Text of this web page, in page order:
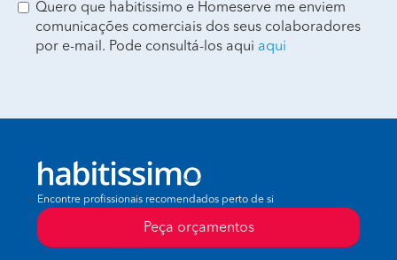
Quero que habitissimo e Homeserve me enviem
comunicações comerciais dos seus colaboradores
por e-mail. Pode consultá-los aqui aqui
Encontre profissionais recomendados perto de si
Peça orçamentos